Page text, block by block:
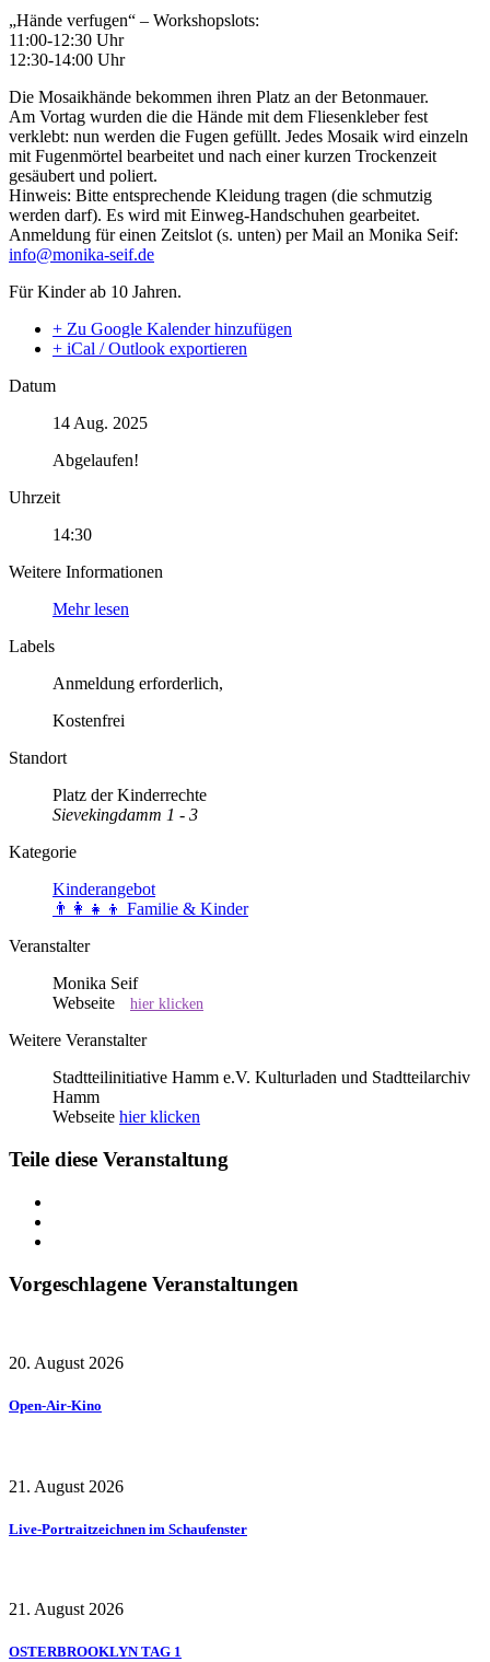
„Hände verfugen“ – Workshopslots:
11:00-12:30 Uhr
12:30-14:00 Uhr
Die Mosaikhände bekommen ihren Platz an der Betonmauer.
Am Vortag wurden die die Hände mit dem Fliesenkleber fest
verklebt: nun werden die Fugen gefüllt. Jedes Mosaik wird einzeln
mit Fugenmörtel bearbeitet und nach einer kurzen Trockenzeit
gesäubert und poliert.
Hinweis: Bitte entsprechende Kleidung tragen (die schmutzig
werden darf). Es wird mit Einweg-Handschuhen gearbeitet.
Anmeldung für einen Zeitslot (s. unten) per Mail an Monika Seif:
info@monika-seif.de
Für Kinder ab 10 Jahren.
+ Zu Google Kalender hinzufügen
+ iCal / Outlook exportieren
Datum
14 Aug. 2025
Abgelaufen!
Uhrzeit
14:30
Weitere Informationen
Mehr lesen
Labels
Anmeldung erforderlich,
Kostenfrei
Standort
Platz der Kinderrechte
Sievekingdamm 1 - 3
Kategorie
Kinderangebot
👨‍👩‍👧‍👦 Familie & Kinder
Veranstalter
Monika Seif
Webseite
hier klicken
Weitere Veranstalter
Stadtteilinitiative Hamm e.V. Kulturladen und Stadtteilarchiv
Hamm
Webseite hier klicken
Teile diese Veranstaltung
Vorgeschlagene Veranstaltungen
20. August 2026
Open-Air-Kino
21. August 2026
Live-Portraitzeichnen im Schaufenster
21. August 2026
OSTERBROOKLYN TAG 1